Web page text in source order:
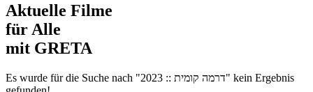
Aktuelle Filme
für Alle
mit GRETA
Es wurde für die Suche nach "2023 :: דרמה קומית" kein Ergebnis